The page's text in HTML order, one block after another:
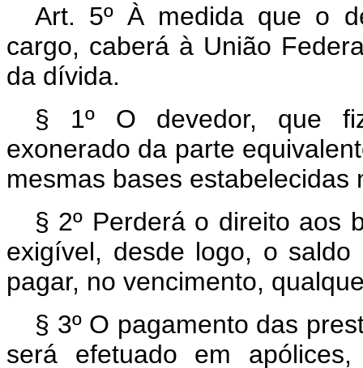
Art. 5º À medida que o
cargo, caberá à União
da dívida.
§ 1º O devedor, que
exonerado da parte
mesmas bases estabelecidas
§ 2º Perderá o direito aos
exigível, desde logo, o
pagar, no vencimento,
§ 3º O pagamento das
será efetuado em